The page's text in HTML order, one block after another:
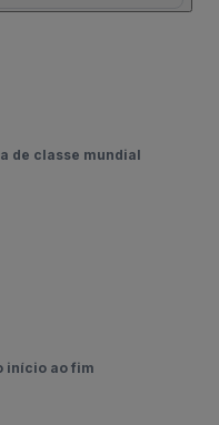
de classe mundial
início ao fim